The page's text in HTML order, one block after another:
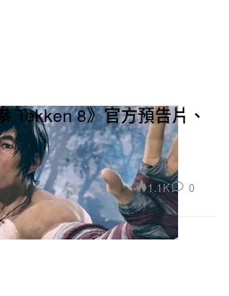
Tekken 8》官方預告片、
1.1K 0